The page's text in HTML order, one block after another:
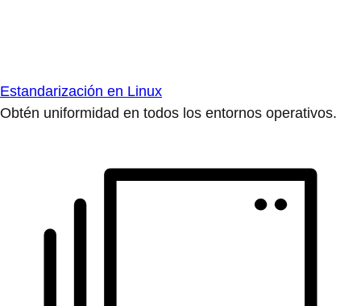
Estandarización en Linux
Obtén uniformidad en todos los entornos operativos.